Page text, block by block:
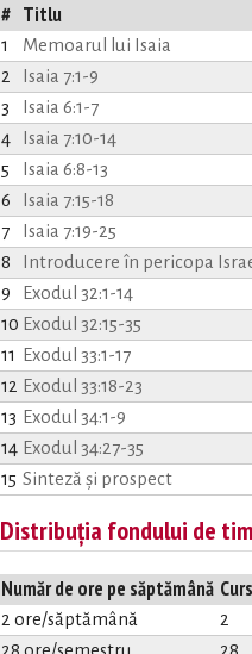
# Titlu
1
Memoarul lui Isaia
2
Isaia 7:1-9
3
Isaia 6:1-7
4
Isaia 7:10-14
5
Isaia 6:8-13
6
Isaia 7:15-18
7
Isaia 7:19-25
8
Introducere în pericopa
9
Exodul 32:1-14
10 Exodul 32:15-35
11
Exodul 33:1-17
12 Exodul 33:18-23
13 Exodul 34:1-9
14 Exodul 34:27-35
15 Sinteză și prospect
Distribuția fondului de
Număr de ore pe săptămână Curs
2 ore/săptămână 2
28 ore/semestru
28